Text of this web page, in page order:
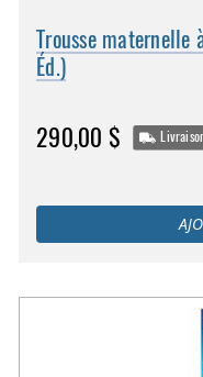
Trousse maternelle
Éd.)
290,00 $